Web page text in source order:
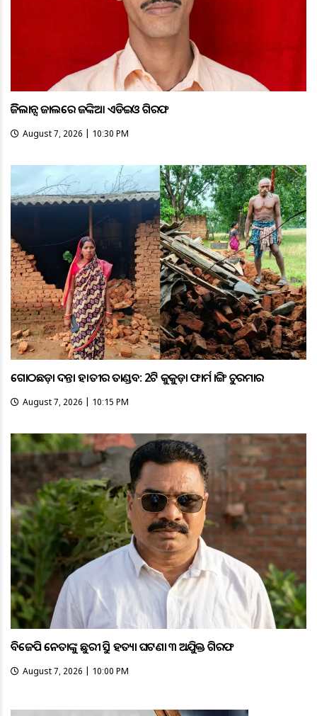
ଭିଜିଲାନ୍ସ ଜାଲରେ ଜଙ୍କିଆ ଏଡିଇଓ ଗିରଫ
August 7, 2026 | 10:30 PM
ଗୋଠଛଡ଼ା ଦନ୍ତା ହାତୀର ତାଣ୍ଡବ: 2ଟି କୁକୁଡ଼ା ଫାର୍ମ ଭାଙ୍ଗି ଚୁରମାର
August 7, 2026 | 10:15 PM
ବିଜେପି ନେତାଙ୍କୁ ଛୁରୀ ଭୁସି ହତ୍ୟା ଘଟଣା ୩ ଅଭିଯୁକ୍ତ ଗିରଫ
August 7, 2026 | 10:00 PM